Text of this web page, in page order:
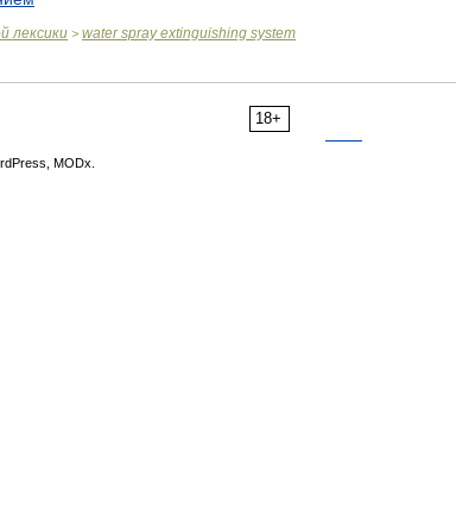
лексики > water spray extinguishing system
18+
MODx.